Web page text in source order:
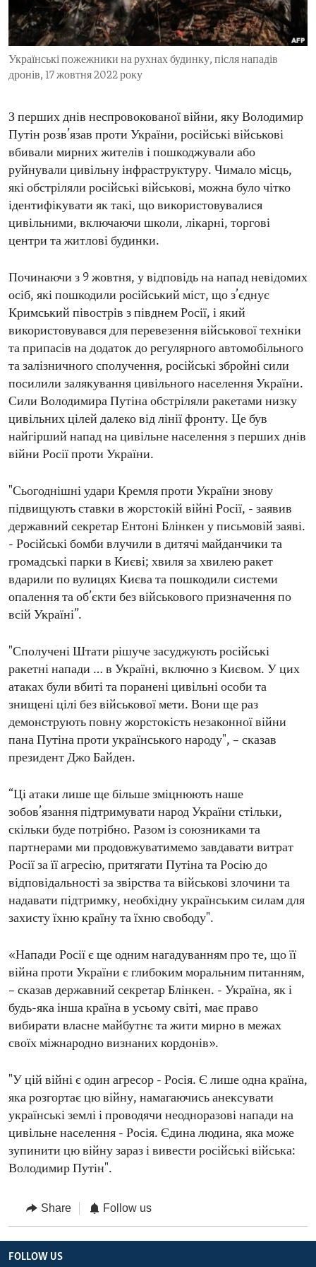
ENVIRONMENT AND HEALTH
IDEALS AND INSTITUTIONS
Українські пожежники на рухнах будинку, після нападів
дронів, 17 жовтня 2022 року
З перших днів неспровокованої війни, яку Володимир
Путін розв’язав проти України, російські військові
вбивали мирних жителів і пошкоджували або
руйнували цивільну інфраструктуру. Чимало місць,
які обстріляли російські військові, можна було чітко
ідентифікувати як такі, що використовувалися
цивільними, включаючи школи, лікарні, торгові
центри та житлові будинки.
Починаючи з 9 жовтня, у відповідь на напад невідомих
осіб, які пошкодили російський міст, що з’єднує
Кримський півострів з півднем Росії, і який
використовувався для перевезення військової техніки
та припасів на додаток до регулярного автомобільного
та залізничного сполучення, російські збройні сили
посилили залякування цивільного населення України.
Сили Володимира Путіна обстріляли ракетами низку
цивільних цілей далеко від лінії фронту. Це був
найгірший напад на цивільне населення з перших днів
війни Росії проти України.
"Сьогоднішні удари Кремля проти України знову
підвищують ставки в жорстокій війні Росії, - заявив
державний секретар Ентоні Блінкен у письмовій заяві.
- Російські бомби влучили в дитячі майданчики та
громадські парки в Києві; хвиля за хвилею ракет
вдарили по вулицях Києва та пошкодили системи
опалення та об’єкти без військового призначення по
всій Україні”.
"Сполучені Штати рішуче засуджують російські
ракетні напади … в Україні, включно з Києвом. У цих
атаках були вбиті та поранені цивільні особи та
знищені цілі без військової мети. Вони ще раз
демонструють повну жорстокість незаконної війни
пана Путіна проти українського народу", – сказав
президент Джо Байден.
“Ці атаки лише ще більше зміцнюють наше
зобов’язання підтримувати народ України стільки,
скільки буде потрібно. Разом із союзниками та
партнерами ми продовжуватимемо завдавати витрат
Росії за її агресію, притягати Путіна та Росію до
відповідальності за звірства та військові злочини та
надавати підтримку, необхідну українським силам для
захисту їхню країну та їхню свободу".
«Напади Росії є ще одним нагадуванням про те, що її
війна проти України є глибоким моральним питанням,
– сказав державний секретар Блінкен. - Україна, як і
будь-яка інша країна в усьому світі, має право
вибирати власне майбутнє та жити мирно в межах
своїх міжнародно визнаних кордонів».
"У цій війні є один агресор - Росія. Є лише одна країна,
яка розгортає цю війну, намагаючись анексувати
українські землі і проводячи неодноразові напади на
цивільне населення - Росія. Єдина людина, яка може
зупинити цю війну зараз і вивести російські війська:
Володимир Путін".
Share Follow us
FOLLOW US